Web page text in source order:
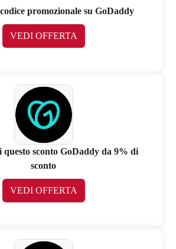
promozionale su GoDaddy
VEDI OFFERTA
sconto GoDaddy da 9% di
sconto
VEDI OFFERTA